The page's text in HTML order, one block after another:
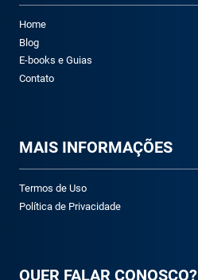
Home
Blog
E-books e Guias
Contato
MAIS INFORMAÇÕES
Termos de Uso
Política de Privacidade
QUER FALAR CONOSCO?